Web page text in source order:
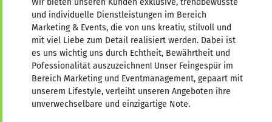
und individuelle Dienstleistungen im Bereich
Marketing & Events, die von uns kreativ, stilvoll und
mit viel Liebe zum Detail realisiert werden. Dabei ist
es uns wichtig uns durch Echtheit, Bewährtheit und
Pofessionalität auszuzeichnen! Unser Feingespür im
Bereich Marketing und Eventmanagement, gepaart mit
unserem Lifestyle, verleiht unseren Angeboten ihre
unverwechselbare und einzigartige Note.